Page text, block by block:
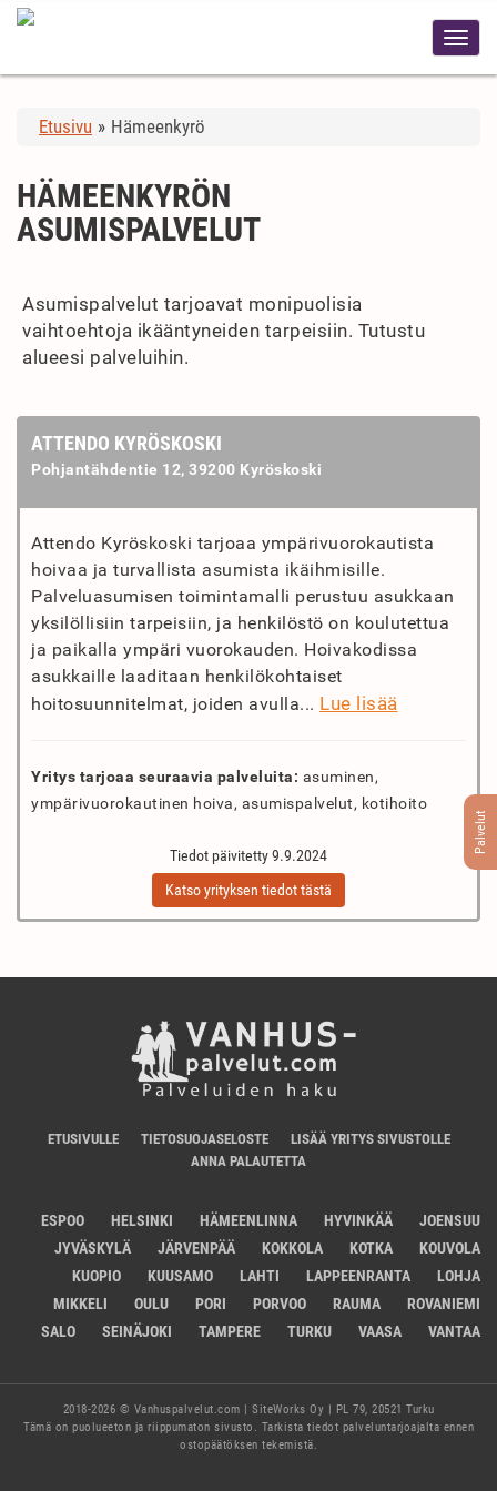
Etusivu » Hämeenkyrö
Palvelut
HÄMEENKYRÖN
ASUMISPALVELUT
Asumispalvelut tarjoavat monipuolisia
vaihtoehtoja ikääntyneiden tarpeisiin. Tutustu
alueesi palveluihin.
ATTENDO KYRÖSKOSKI
Pohjantähdentie 12, 39200 Kyröskoski
Attendo Kyröskoski tarjoaa ympärivuorokautista
hoivaa ja turvallista asumista ikäihmisille.
Palveluasumisen toimintamalli perustuu asukkaan
yksilöllisiin tarpeisiin, ja henkilöstö on koulutettua
ja paikalla ympäri vuorokauden. Hoivakodissa
asukkaille laaditaan henkilökohtaiset
hoitosuunnitelmat, joiden avulla... Lue lisää
Yritys tarjoaa seuraavia palveluita: asuminen,
ympärivuorokautinen hoiva, asumispalvelut, kotihoito
Tiedot päivitetty 9.9.2024
Katso yrityksen tiedot tästä
ETUSIVULLE TIETOSUOJASELOSTE
LISÄÄ YRITYS SIVUSTOLLE
ANNA PALAUTETTA
ESPOO HELSINKI HÄMEENLINNA HYVINKÄÄ
JOENSUU
JYVÄSKYLÄ
JÄRVENPÄÄ KOKKOLA KOTKA
KOUVOLA
KUOPIO
KUUSAMO LAHTI LAPPEENRANTA
LOHJA
MIKKELI
OULU PORI PORVOO RAUMA
ROVANIEMI
SALO
SEINÄJOKI TAMPERE TURKU VAASA VANTAA
2018-2026 © Vanhuspalvelut.com | SiteWorks Oy | PL 79, 20521 Turku
Tämä on puolueeton ja riippumaton sivusto. Tarkista tiedot palveluntarjoajalta ennen
ostopäätöksen tekemistä.